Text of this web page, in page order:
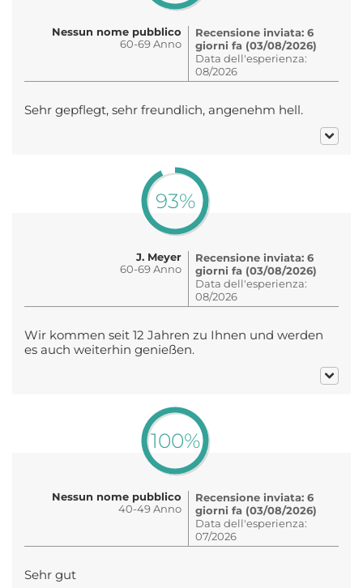
Nessun nome pubblico
60-69 Anno
Recensione inviata: 6
giorni fa (03/08/2026)
Data dell'esperienza:
08/2026
Sehr gepflegt, sehr freundlich, angenehm hell.
93%
J. Meyer
60-69 Anno
Recensione inviata: 6
giorni fa (03/08/2026)
Data dell'esperienza:
08/2026
Wir kommen seit 12 Jahren zu Ihnen und werden
es auch weiterhin genießen.
100%
Nessun nome pubblico
40-49 Anno
Recensione inviata: 6
giorni fa (03/08/2026)
Data dell'esperienza:
07/2026
Sehr gut